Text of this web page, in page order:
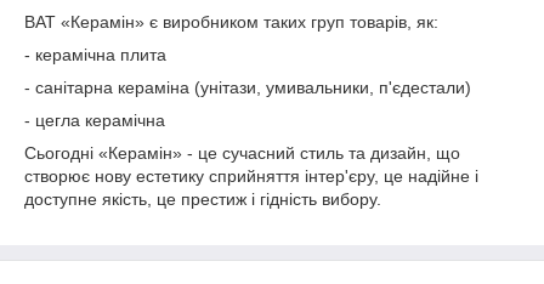
ВАТ «Керамін» є виробником таких груп товарів, як:
- керамічна плита
- санітарна кераміна (унітази, умивальники, п'єдестали)
- цегла керамічна
Сьогодні «Керамін» - це сучасний стиль та дизайн, що
створює нову естетику сприйняття інтер'єру, це надійне і
доступне якість, це престиж і гідність вибору.